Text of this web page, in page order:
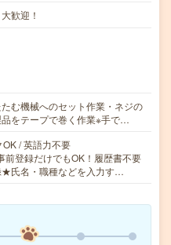
歓迎！
む機械へのセット作業・ネジの
をテープで巻く作業※手で…
/ 英語力不要
登録だけでもOK！履歴書不要
★氏名・職種などを入力す…